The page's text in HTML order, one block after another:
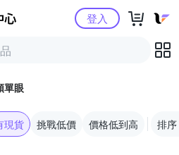
Yahoo購物中心登入
單眼
現貨 挑戰低價 價格低到高 排序